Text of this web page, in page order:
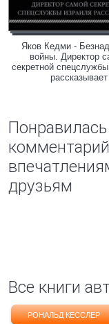
Яков Кедми -
войны. Директор
секретной
рассказывает
друзьям
Все книги
РОНАЛЬД КЕССЛЕР